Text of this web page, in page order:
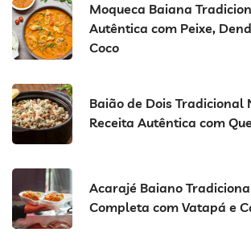
Moqueca Baiana
Autêntica com Peixe,
Coco
Baião de Dois Tradicional
Receita Autêntica com
Acarajé Baiano
Completa com Vatapá e